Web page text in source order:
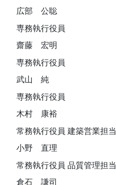
広部 公聡
専務執行役員
齋藤 宏明
専務執行役員
武山 純
専務執行役員
木村 康裕
常務執行役員 建築営業担当
小野 直理
常務執行役員 品質管理担当
倉石 謙司